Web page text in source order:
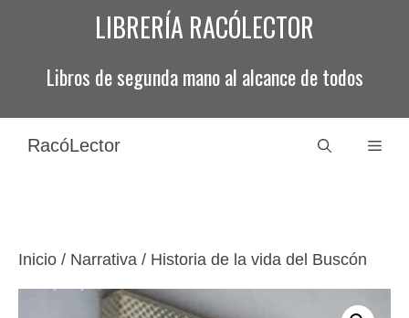
LIBRERÍA RACÓLECTOR
Libros de segunda mano al alcance de todos
RacóLector
Inicio / Narrativa / Historia de la vida del Buscón